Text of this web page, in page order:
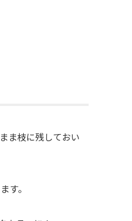
ま枝に残しておい
す。